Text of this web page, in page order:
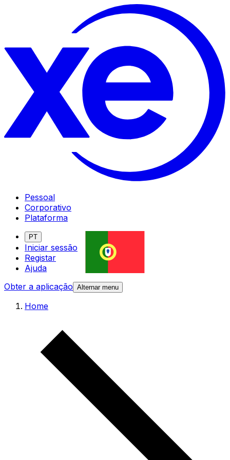
Pessoal
Corporativo
Plataforma
PT
Iniciar sessão
Registar
Ajuda
Obter a aplicação Alternar menu
Home